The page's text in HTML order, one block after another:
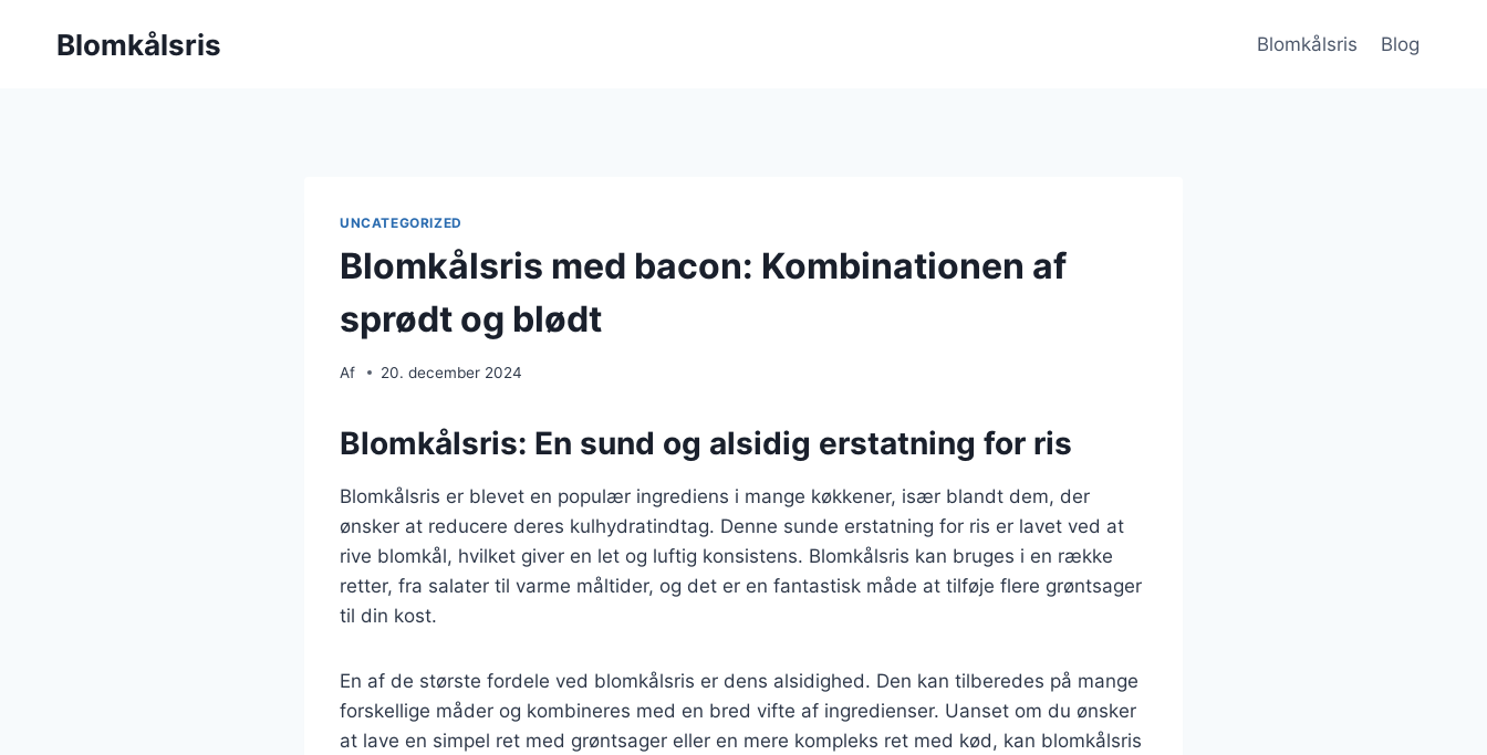
Blomkålsris Blomkålsris Blog
UNCATEGORIZED
Blomkålsris med bacon: Kombinationen af
sprødt og blødt
Af 20. december 2024
Blomkålsris: En sund og alsidig erstatning for ris
Blomkålsris er blevet en populær ingrediens i mange køkkener, især blandt dem, der
ønsker at reducere deres kulhydratindtag. Denne sunde erstatning for ris er lavet ved at
rive blomkål, hvilket giver en let og luftig konsistens. Blomkålsris kan bruges i en række
retter, fra salater til varme måltider, og det er en fantastisk måde at tilføje flere grøntsager
til din kost.
En af de største fordele ved blomkålsris er dens alsidighed. Den kan tilberedes på mange
forskellige måder og kombineres med en bred vifte af ingredienser. Uanset om du ønsker
at lave en simpel ret med grøntsager eller en mere kompleks ret med kød, kan blomkålsris